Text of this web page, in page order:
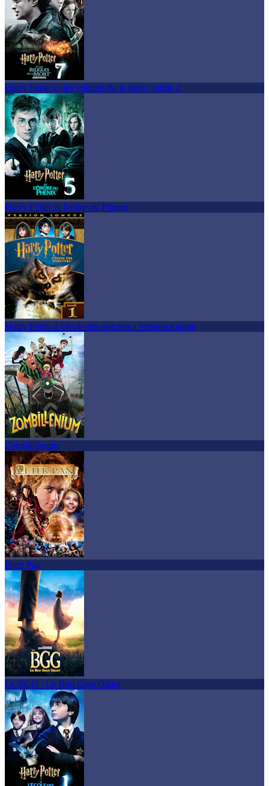
Harry Potter et les reliques de la mort : partie 2
Harry Potter et l'ordre du Phénix
Harry Potter à l'école des sorciers - Version longue
Zombillenium
Peter Pan
Le BGG : Le Bon Gros Géant